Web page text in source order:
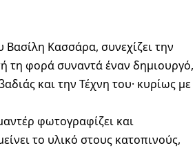
Κασσάρα, συνεχίζει την
τη φορά συναντά έναν δημιουργό,
και την Τέχνη του· κυρίως με
φωτογραφίζει και
το υλικό στους κατοπινούς,